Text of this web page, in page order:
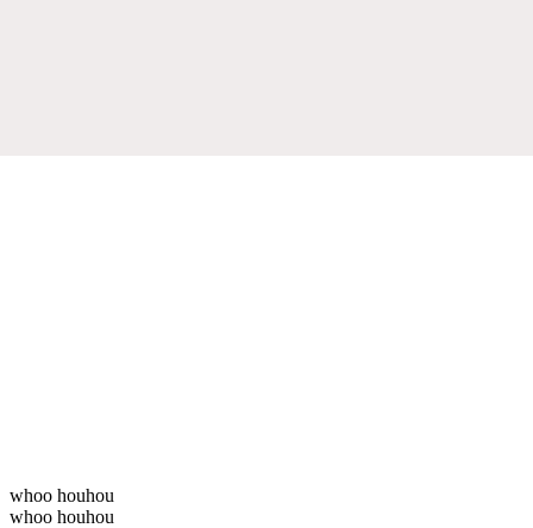
whoo houhou
whoo houhou